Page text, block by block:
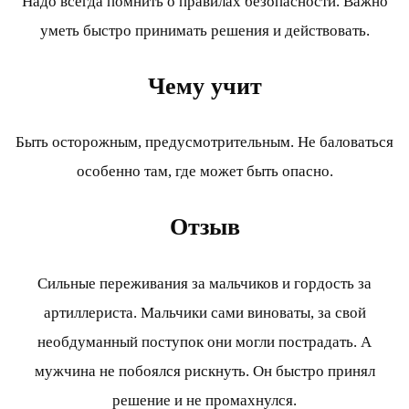
уметь быстро принимать решения и действовать.
Чему учит
Быть осторожным, предусмотрительным. Не баловаться
особенно там, где может быть опасно.
Отзыв
Сильные переживания за мальчиков и гордость за
артиллериста. Мальчики сами виноваты, за свой
необдуманный поступок они могли пострадать. А
мужчина не побоялся рискнуть. Он быстро принял
решение и не промахнулся.